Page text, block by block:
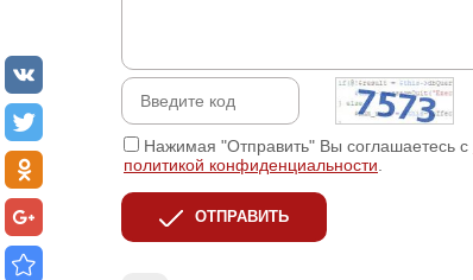
Нажимая "Отправить" Вы соглашаетесь с
политикой конфиденциальности
ОТПРАВИТЬ